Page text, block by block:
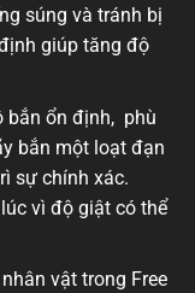
súng và tránh bị
giúp tăng độ
bắn ổn định, phù
bắn một loạt đạn
sự chính xác.
vì độ giật có thể
vật trong Free